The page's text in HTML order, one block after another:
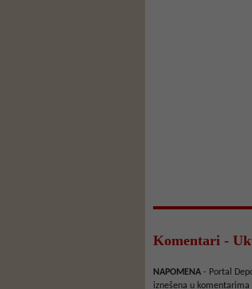
Komentari -
NAPOMENA - Portal
iznešena u